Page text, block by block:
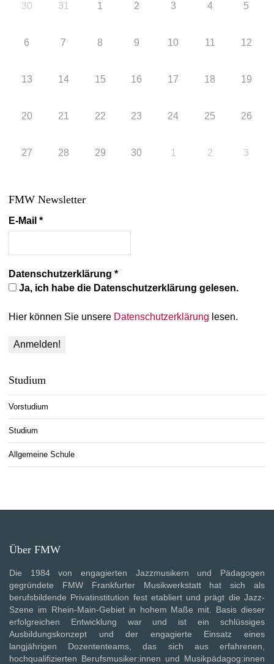
30 31 1 2 3 4 5
6 7 8 9 10 11 12
13 14 15 16 17 18 19
20 21 22 23 24 25 26
27 28 29 30 1 2 3
FMW Newsletter
E-Mail *
Datenschutzerklärung *
Ja, ich habe die Datenschutzerklärung gelesen.
Hier können Sie unsere Datenschutzerklärung lesen.
Studium
Vorstudium
Studium
Allgemeine Schule
Über FMW
Die 1984 von engagierten Jazzmusikern und Pädagogen
gegründete FMW Frankfurter Musikwerkstatt hat sich als
berufsbildende Privatinstitution fest etabliert und prägt die Jazz-
Szene im Rhein-Main-Gebiet in hohem Maße mit. Basis dieser
erfolgreichen Entwicklung war und ist ein schlüssiges
Ausbildungskonzept und der engagierte Einsatz eines
langjährigen Dozententeams, das sich aus erfahrenen,
hochqualifizierten Berufsmusiker:innen und Musikpädagog:innen